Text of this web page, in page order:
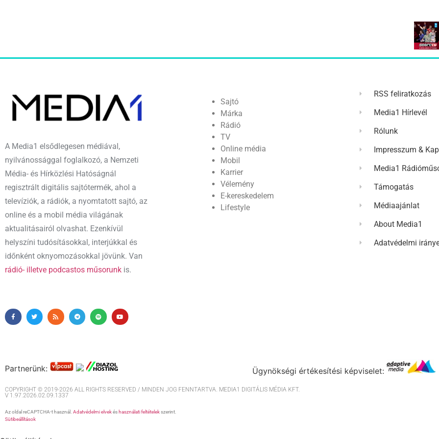
A Media1 elsődlegesen médiával,
nyilvánossággal foglalkozó, a Nemzeti
Média- és Hírközlési Hatóságnál
regisztrált digitális sajtótermék, ahol a
televíziók, a rádiók, a nyomtatott sajtó, az
online és a mobil média világának
aktualitásairól olvashat. Ezenkívül
helyszíni tudósításokkal, interjúkkal és
időnként oknyomozásokkal jövünk. Van
rádió- illetve podcastos műsorunk is.
Sajtó
Márka
Rádió
TV
Online média
Mobil
Karrier
Vélemény
E-kereskedelem
Lifestyle
RSS feliratkozás
Media1 Hírlevél
Rólunk
Impresszum &
Media1
Támogatás
Médiaajánlat
About Media1
Adatvédelmi
Partnerünk: Ügynökségi értékesítési képviselet:
COPYRIGHT © 2019-2026 ALL RIGHTS RESERVED / MINDEN JOG FENNTARTVA. MEDIA1 DIGITÁLIS MÉDIA KFT.
V 1.97.2026.02.09.1337
Az oldal reCAPTCHA-t használ. Adatvédelmi elvekés használati feltételekszerint.
Sütibeállítások